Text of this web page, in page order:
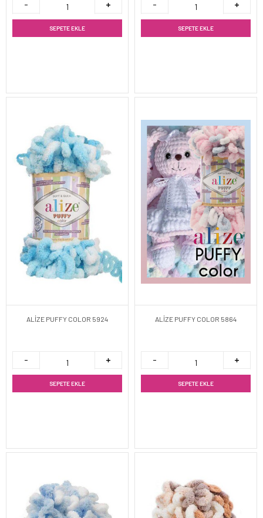
SEPETE EKLE SEPETE EKLE
ALİZE PUFFY COLOR 5924
SEPETE EKLE
ALİZE PUFFY COLOR 5864
SEPETE EKLE